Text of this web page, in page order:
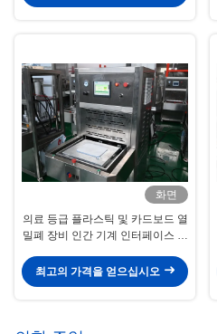
화면
의료 등급 플라스틱 및 카드보드 열
밀폐 장비 인간 기계 인터페이스 작
최고의 가격을 얻으십시오